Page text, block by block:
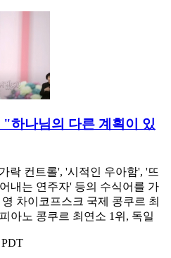
하나님의 다른 계획이 있
락 컨트롤', '시적인 우아함', '뜨
내는 연주자' 등의 수식어를 가
차이코프스크 국제 콩쿠르 최
아노 콩쿠르 최연소 1위, 독일